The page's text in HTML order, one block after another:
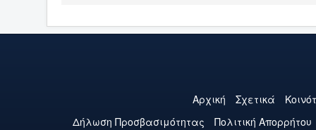
Αρχική Σχετικά
Δήλωση Προσβασιμότητας
Πολιτική Aπορρήτου